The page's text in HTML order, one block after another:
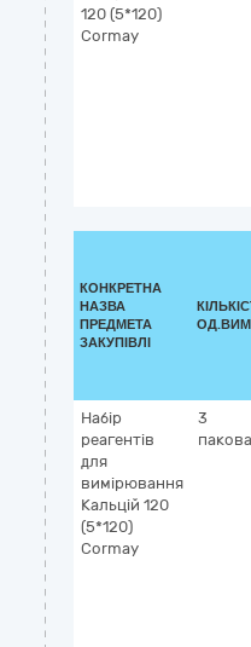
120 (5*120)
Cormay
КОНКРЕТНА
НАЗВА
ПРЕДМЕТА
ЗАКУПІВЛІ
Набір
реагентів
для
вимірювання
Кальцій 120
(5*120)
Cormay
3